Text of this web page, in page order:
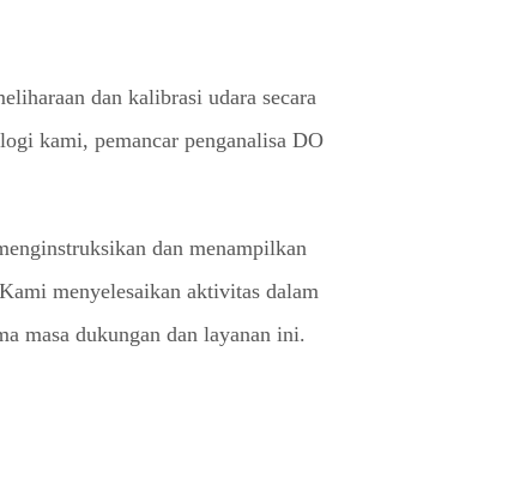
dan kalibrasi udara secara
kami, pemancar penganalisa DO
dan menampilkan
menyelesaikan aktivitas dalam
masa dukungan dan layanan ini.